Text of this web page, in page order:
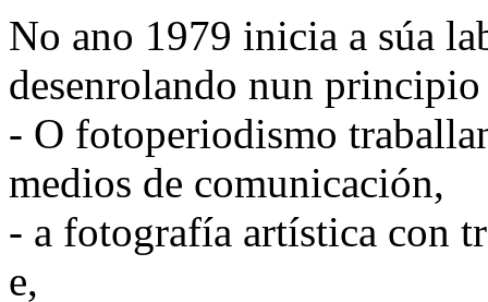
No ano 1979 inicia a súa
desenrolando nun
- O fotoperiodismo
medios de comunicación,
- a fotografía artística con
e,